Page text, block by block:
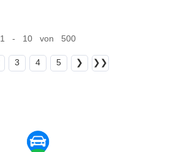
1 - 10 von 500
3 4 5 ❯ ❯❯